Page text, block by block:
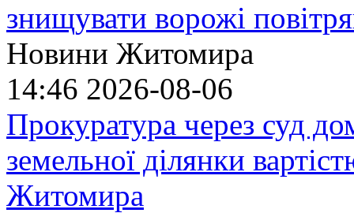
знищувати ворожі
Новини Житомира
14:46 2026-08-06
Прокуратура через суд
земельної ділянки
Житомира